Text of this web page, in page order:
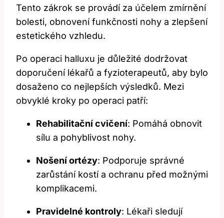
Tento zákrok se provádí za účelem zmírnění
bolesti, obnovení funkčnosti nohy a zlepšení
estetického vzhledu.
Po operaci halluxu je důležité dodržovat
doporučení lékařů a fyzioterapeutů, aby bylo
dosaženo co nejlepších výsledků. Mezi
obvyklé kroky po operaci patří:
Rehabilitační cvičení: Pomáhá obnovit
sílu a pohyblivost nohy.
Nošení ortézy: Podporuje správné
zarůstání kostí a ochranu před možnými
komplikacemi.
Pravidelné kontroly: Lékaři sledují